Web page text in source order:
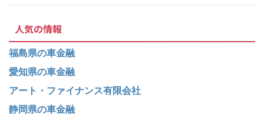
人気の情報
福島県の車金融
愛知県の車金融
アート・ファイナンス有限会社
静岡県の車金融